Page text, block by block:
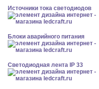
Источники тока светодиодов
Блоки аварийного питания
Светодиодная лента IP 33